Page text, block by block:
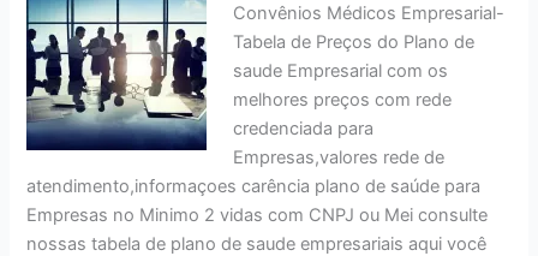
Convênios Médicos Empresarial-
Tabela de Preços do Plano de
saude Empresarial com os
melhores preços com rede
credenciada para
Empresas,valores rede de
atendimento,informaçoes carência plano de saúde para
Empresas no Minimo 2 vidas com CNPJ ou Mei consulte
nossas tabela de plano de saude empresariais aqui você